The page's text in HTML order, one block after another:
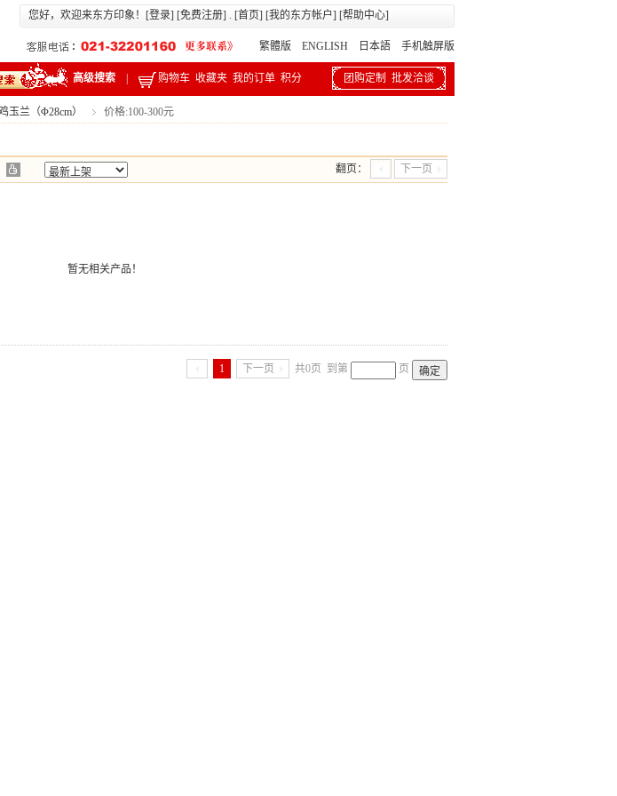
您好，欢迎来东方印象！[登录] [免费注册] . [首页] [我的东方帐户] [帮助中心]
繁體版 ENGLISH 日本語 手机触屏版
高级搜索 购物车 收藏夹 我的订单 积分 团购定制 批发洽谈
玉兰（Φ28cm）
价格:100-300元
翻页： 下一页
暂无相关产品！
1 下一页 共0页 到第 页